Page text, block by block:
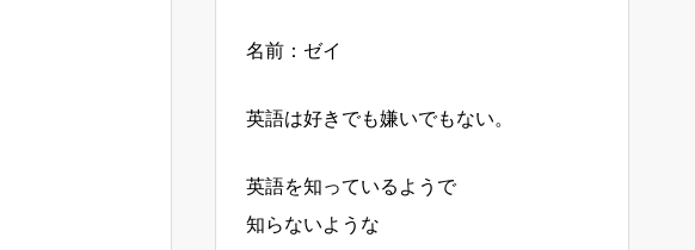
名前：ゼイ
英語は好きでも嫌いでもない。
英語を知っているようで
知らないような